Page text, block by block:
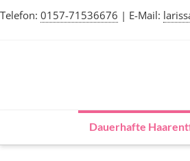
Telefon: 0157-71536676 | E-Mail:
Dauerhafte